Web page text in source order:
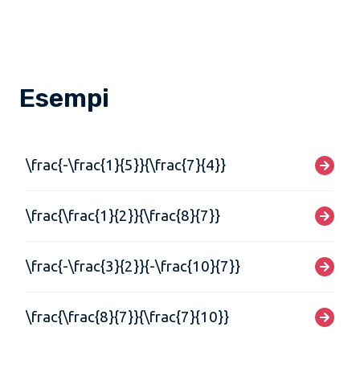
Esempi
\frac{-\frac{1}{5}}{\frac{7}{4}}
\frac{\frac{1}{2}}{\frac{8}{7}}
\frac{-\frac{3}{2}}{-\frac{10}{7}}
\frac{\frac{8}{7}}{\frac{7}{10}}